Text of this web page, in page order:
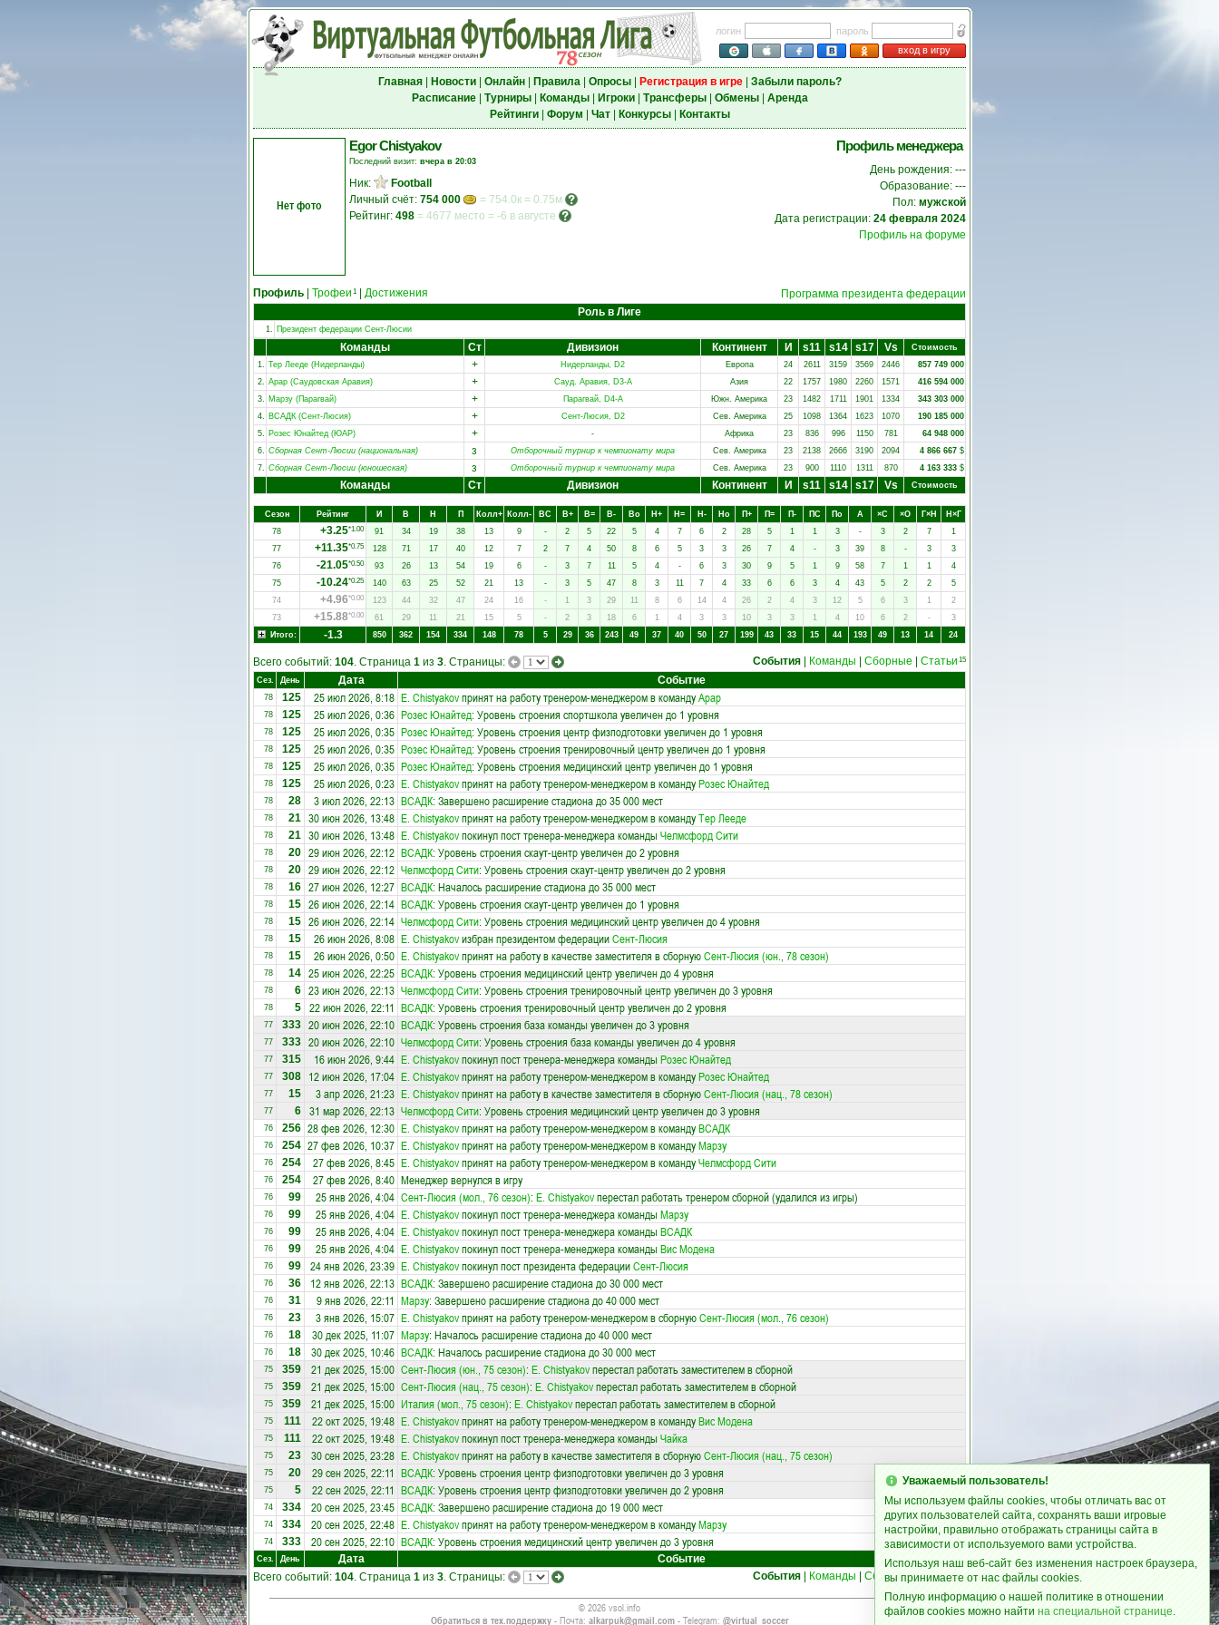
логин
пароль
вход в игру
Главная| Новости| Онлайн| Правила| Опросы| Регистрация в игре| Забыли пароль?
Расписание| Турниры| Команды| Игроки| Трансферы| Обмены| Аренда
Рейтинги| Форум Чат| Конкурсы| Контакты
Нет фото
Egor Chistyakov
Последний визит: вчера в 20:03
Ник:
Football
Личный счёт: 754 000
= 754.0к = 0.75м
Рейтинг: 498 = 4677 место = -6 в августе
Профиль менеджера
День рождения: ---
Образование: ---
Пол: мужской
Дата регистрации: 24 февраля 2024
Профиль на форуме
Профиль Трофеи 1 Достижения
Программа президента федерации
Роль в Лиге
1. Президент федерации Сент-Люсии
Команды Ст Дивизион Континент И s11 s14 s17 Vs
Стоимость
1. Тер Лееде (Нидерланды) + Нидерланды, D2 Европа 24 2611 3159 3569 2446
857 749 000
2. Арар (Саудовская Аравия) + Сауд. Аравия, D3-A Азия 22 1757 1980 2260 1571
416 594 000
3. Марзу (Парагвай) + Парагвай, D4-A Южн. Америка 23 1482 1711 1901 1334
343 303 000
4. ВСАДК (Сент-Люсия) + Сент-Люсия, D2 Сев. Америка 25 1098 1364 1623 1070
190 185 000
5. Розес Юнайтед (ЮАР) + - Африка 23 836 996 1150 781
64 948 000
6. Сборная Сент-Люсии (национальная) з Отборочный турнир к чемпионату мира Сев. Америка 23 2138 2666 3190 2094 4 866 667 $
7. Сборная Сент-Люсии (юношеская) з Отборочный турнир к чемпионату мира Сев. Америка 23 900 1110 1311 870 4 163 333 $
Команды Ст Дивизион Континент И s11 s14 s17 Vs Стоимость
Сезон Рейтинг И В Н П Колл+ Колл- ВC В+ В= В- Вo Н+ Н= Н- Нo П+ П= П- ПC Пo А ×C ×O Г×Н
Н×Г
78
+3.25*1.00 91 34 19 38 13 9 - 2 5 22 5 4 7 6 2 28 5 1 1 3 - 3 2 7
1
77
+11.35*0.75 128 71 17 40 12 7 2 7 4 50 8 6 5 3 3 26 7 4 - 3 39 8 - 3
3
76
-21.05*0.50 93 26 13 54 19 6 - 3 7 11 5 4 - 6 3 30 9 5 1 9 58 7 1 1
4
75
-10.24*0.25 140 63 25 52 21 13 - 3 5 47 8 3 11 7 4 33 6 6 3 4 43 5 2 2
5
74
+4.96*0.00 123 44 32 47 24 16 - 1 3 29 11 8 6 14 4 26 2 4 3 12 5 6 3 1
2
73
+15.88*0.00 61 29 11 21 15 5 - 2 3 18 6 1 4 3 3 10 3 3 1 4 10 6 2 -
3
Итого:
-1.3 850 362 154 334 148 78 5 29 36 243 49 37 40 50 27 199 43 33 15 44 193 49 13 14 24
Всего событий: 104. Страница 1 из 3. Страницы: События Команды Сборные Статьи 15
Сез. День Дата Событие
78 125 25 июл 2026, 8:18 E. Chistyakovпринят на работу тренером-менеджером в командуАрар
78 125 25 июл 2026, 0:36 Розес Юнайтед: Уровень строения спортшкола увеличен до 1 уровня
78 125 25 июл 2026, 0:35 Розес Юнайтед: Уровень строения центр физподготовки увеличен до 1 уровня
78 125 25 июл 2026, 0:35 Розес Юнайтед: Уровень строения тренировочный центр увеличен до 1 уровня
78 125 25 июл 2026, 0:35 Розес Юнайтед: Уровень строения медицинский центр увеличен до 1 уровня
78 125 25 июл 2026, 0:23 E. Chistyakovпринят на работу тренером-менеджером в командуРозес Юнайтед
78 28 3 июл 2026, 22:13 ВСАДК: Завершено расширение стадиона до 35 000 мест
78 21 30 июн 2026, 13:48 E. Chistyakovпринят на работу тренером-менеджером в командуТер Лееде
78 21 30 июн 2026, 13:48 E. Chistyakovпокинул пост тренера-менеджера командыЧелмсфорд Сити
78 20 29 июн 2026, 22:12 ВСАДК: Уровень строения скаут-центр увеличен до 2 уровня
78 20 29 июн 2026, 22:12 Челмсфорд Сити: Уровень строения скаут-центр увеличен до 2 уровня
78 16 27 июн 2026, 12:27 ВСАДК: Началось расширение стадиона до 35 000 мест
78 15 26 июн 2026, 22:14 ВСАДК: Уровень строения скаут-центр увеличен до 1 уровня
78 15 26 июн 2026, 22:14 Челмсфорд Сити: Уровень строения медицинский центр увеличен до 4 уровня
78 15 26 июн 2026, 8:08 E. Chistyakovизбран президентом федерацииСент-Люсия
78 15 26 июн 2026, 0:50 E. Chistyakovпринят на работу в качестве заместителя в сборнуюСент-Люсия (юн., 78 сезон)
78 14 25 июн 2026, 22:25 ВСАДК: Уровень строения медицинский центр увеличен до 4 уровня
78 6 23 июн 2026, 22:13 Челмсфорд Сити: Уровень строения тренировочный центр увеличен до 3 уровня
78 5 22 июн 2026, 22:11 ВСАДК: Уровень строения тренировочный центр увеличен до 2 уровня
77 333 20 июн 2026, 22:10 ВСАДК: Уровень строения база команды увеличен до 3 уровня
77 333 20 июн 2026, 22:10 Челмсфорд Сити: Уровень строения база команды увеличен до 4 уровня
77 315 16 июн 2026, 9:44 E. Chistyakovпокинул пост тренера-менеджера команды Розес Юнайтед
77 308 12 июн 2026, 17:04 E. Chistyakovпринят на работу тренером-менеджером в командуРозес Юнайтед
77 15 3 апр 2026, 21:23 E. Chistyakovпринят на работу в качестве заместителя в сборнуюСент-Люсия (нац., 78 сезон)
77 6 31 мар 2026, 22:13 Челмсфорд Сити: Уровень строения медицинский центр увеличен до 3 уровня
76 256 28 фев 2026, 12:30 E. Chistyakovпринят на работу тренером-менеджером в командуВСАДК
76 254 27 фев 2026, 10:37 E. Chistyakovпринят на работу тренером-менеджером в командуМарзу
76 254 27 фев 2026, 8:45 E. Chistyakovпринят на работу тренером-менеджером в командуЧелмсфорд Сити
76 254 27 фев 2026, 8:40 Менеджер вернулся в игру
76 99 25 янв 2026, 4:04 Сент-Люсия (мол., 76 сезон): E. Chistyakovперестал работать тренером сборной (удалился из игры)
76 99 25 янв 2026, 4:04 E. Chistyakovпокинул пост тренера-менеджера командыМарзу
76 99 25 янв 2026, 4:04 E. Chistyakovпокинул пост тренера-менеджера командыВСАДК
76 99 25 янв 2026, 4:04 E. Chistyakovпокинул пост тренера-менеджера командыВис Модена
76 99 24 янв 2026, 23:39 E. Chistyakovпокинул пост президента федерацииСент-Люсия
76 36 12 янв 2026, 22:13 ВСАДК: Завершено расширение стадиона до 30 000 мест
76 31 9 янв 2026, 22:11 Марзу: Завершено расширение стадиона до 40 000 мест
76 23 3 янв 2026, 15:07 E. Chistyakovпринят на работу тренером-менеджером в сборнуюСент-Люсия (мол., 76 сезон)
76 18 30 дек 2025, 11:07 Марзу: Началось расширение стадиона до 40 000 мест
76 18 30 дек 2025, 10:46 ВСАДК: Началось расширение стадиона до 30 000 мест
75 359 21 дек 2025, 15:00 Сент-Люсия (юн., 75 сезон): E. Chistyakovперестал работать заместителем в сборной
75 359 21 дек 2025, 15:00 Сент-Люсия (нац., 75 сезон): E. Chistyakovперестал работать заместителем в сборной
75 359 21 дек 2025, 15:00 Италия (мол., 75 сезон): E. Chistyakovперестал работать заместителем в сборной
75 111 22 окт 2025, 19:48 E. Chistyakovпринят на работу тренером-менеджером в командуВис Модена
75 111 22 окт 2025, 19:48 E. Chistyakovпокинул пост тренера-менеджера команды Чайка
75 23 30 сен 2025, 23:28 E. Chistyakovпринят на работу в качестве заместителя в сборнуюСент-Люсия (нац., 75 сезон)
75 20 29 сен 2025, 22:11 ВСАДК: Уровень строения центр физподготовки увеличен до 3 уровня
75 5 22 сен 2025, 22:11 ВСАДК: Уровень строения центр физподготовки увеличен до 2 уровня
74 334 20 сен 2025, 23:45 ВСАДК: Завершено расширение стадиона до 19 000 мест
74 334 20 сен 2025, 22:48 E. Chistyakovпринят на работу тренером-менеджером в командуМарзу
74 333 20 сен 2025, 22:10 ВСАДК: Уровень строения медицинский центр увеличен до 3 уровня
Сез. День Дата
Событие
Всего событий: 104. Страница 1 из 3. Страницы: События Команды Сборные|Статьи15
© 2026 vsol.info
Обратиться в тех.поддержку- Почта: alkarpuk@gmail.com- Telegram: @virtual_soccer
Уважаемый пользователь!
Мы используем файлы cookies, чтобы отличать вас от
других пользователей сайта, сохранять ваши игровые
настройки, правильно отображать страницы сайта в
зависимости от используемого вами устройства.
Используя наш веб-сайт без изменения настроек браузера,
вы принимаете от нас файлы cookies.
Полную информацию о нашей политике в отношении
файлов cookies можно найти на специальной странице.